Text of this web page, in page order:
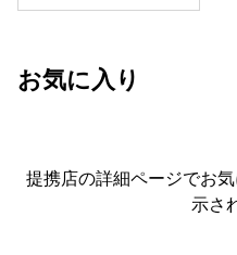
お気に入り
提携店の詳細ページでお
示さ